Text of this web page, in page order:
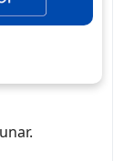
etmek